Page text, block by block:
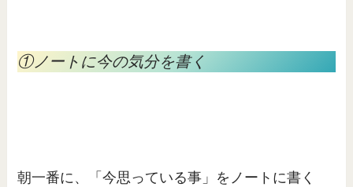
①ノートに今の気分を書く
朝一番に、「今思っている事」をノートに書く